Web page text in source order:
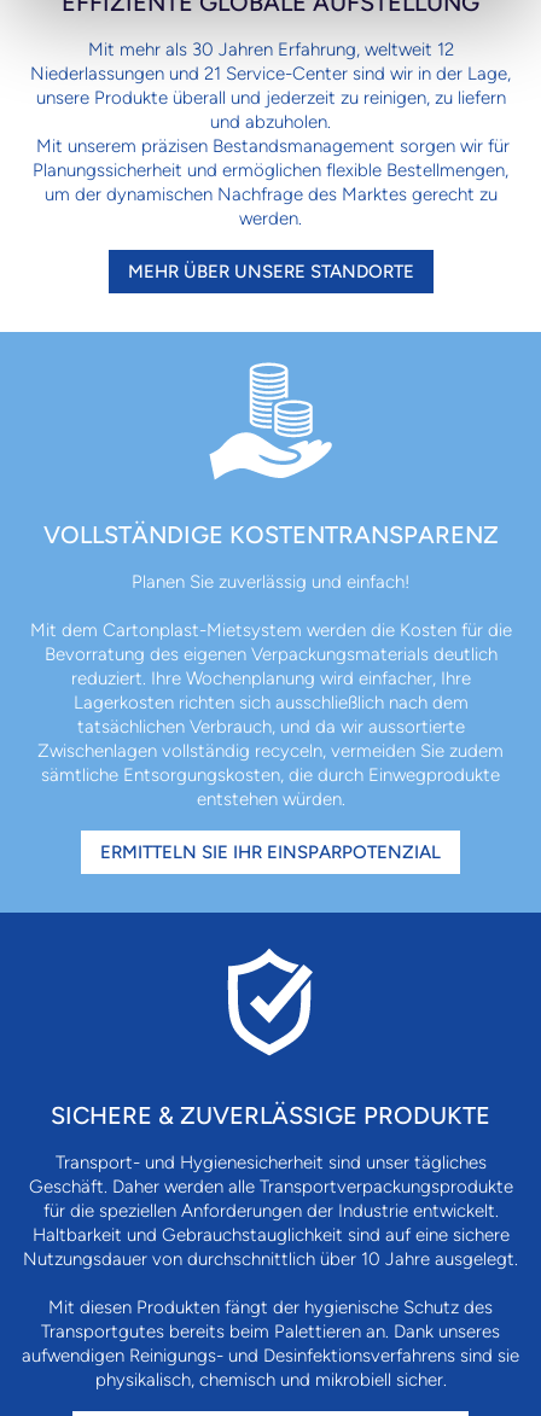
Mit mehr als 30 Jahren Erfahrung, weltweit 12
Niederlassungen und 21 Service-Center sind wir in der Lage,
unsere Produkte überall und jederzeit zu reinigen, zu liefern
und abzuholen.
Mit unserem präzisen Bestandsmanagement sorgen wir für
Planungssicherheit und ermöglichen flexible Bestellmengen,
um der dynamischen Nachfrage des Marktes gerecht zu
werden.
MEHR ÜBER UNSERE STANDORTE
VOLLSTÄNDIGE KOSTENTRANSPARENZ
Planen Sie zuverlässig und einfach!
Mit dem Cartonplast-Mietsystem werden die Kosten für die
Bevorratung des eigenen Verpackungsmaterials deutlich
reduziert. Ihre Wochenplanung wird einfacher, Ihre
Lagerkosten richten sich ausschließlich nach dem
tatsächlichen Verbrauch, und da wir aussortierte
Zwischenlagen vollständig recyceln, vermeiden Sie zudem
sämtliche Entsorgungskosten, die durch Einwegprodukte
entstehen würden.
ERMITTELN SIE IHR EINSPARPOTENZIAL
SICHERE & ZUVERLÄSSIGE PRODUKTE
Transport- und Hygienesicherheit sind unser tägliches
Geschäft. Daher werden alle Transportverpackungsprodukte
für die speziellen Anforderungen der Industrie entwickelt.
Haltbarkeit und Gebrauchstauglichkeit sind auf eine sichere
Nutzungsdauer von durchschnittlich über 10 Jahre ausgelegt.
Mit diesen Produkten fängt der hygienische Schutz des
Transportgutes bereits beim Palettieren an. Dank unseres
aufwendigen Reinigungs- und Desinfektionsverfahrens sind sie
physikalisch, chemisch und mikrobiell sicher.